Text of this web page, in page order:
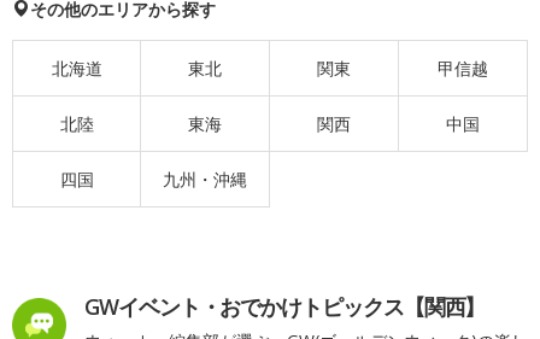
その他のエリアから探す
北海道 東北 関東 甲信越
北陸 東海 関西 中国
四国 九州・沖縄
GWイベント・おでかけトピックス【関西】